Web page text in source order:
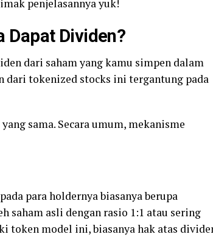
penjelasannya yuk!
Dapat Dividen?
dari saham yang kamu simpen dalam
dari tokenized stocks ini tergantung pada
sama. Secara umum, mekanisme
para holdernya biasanya berupa
saham asli dengan rasio 1:1 atau sering
token model ini, biasanya hak atas